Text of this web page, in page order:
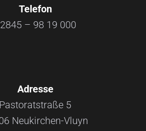
Telefon
– 98 19 000
Adresse
Pastoratstraße 5
Neukirchen-Vluyn